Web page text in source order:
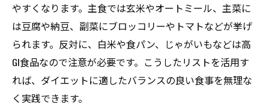
やすくなります。主食では玄米やオートミール、主菜に
は豆腐や納豆、副菜にブロッコリーやトマトなどが挙げ
られます。反対に、白米や食パン、じゃがいもなどは高
GI食品なので注意が必要です。こうしたリストを活用す
れば、ダイエットに適したバランスの良い食事を無理な
く実践できます。